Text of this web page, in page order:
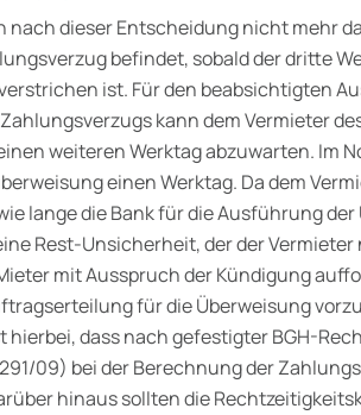
nach dieser Entscheidung nicht mehr
befindet, sobald der dritte
ist. Für den beabsichtigten
kann dem Vermieter
weiteren Werktag abzuwarten. Im
einen Werktag. Da dem
lange die Bank für die Ausführung
Rest-Unsicherheit, der der
mit Ausspruch der Kündigung
für die Überweisung
dass nach gefestigter BGH-
291/09) bei der Berechnung der
hinaus sollten die